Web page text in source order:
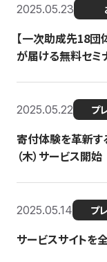
2025.05.23
【一次助成先18団
が届ける無料セミ
2025.05.22 プ
寄付体験を革新す
（木）サービス開始
2025.05.14 プ
サービスサイトを